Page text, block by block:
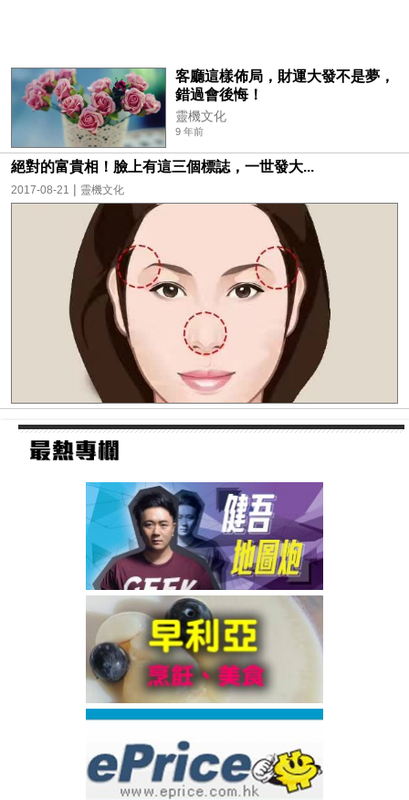
客廳這樣佈局，財運大發不是夢，
錯過會後悔！
靈機文化
9 年前
絕對的富貴相！臉上有這三個標誌，一世發大...
2017-08-21 | 靈機文化